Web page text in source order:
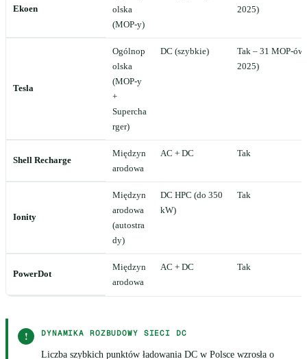
Ekoen
olska
(MOP-y)
2025)
Tesla
Ogólnop
olska
(MOP-y
+
Supercha
rger)
DC (szybkie)
Tak – 31 MOP-ów
2025)
Shell Recharge
Międzyn
arodowa
AC + DC Tak
Ionity
Międzyn
arodowa
(autostra
dy)
DC HPC (do 350
kW)
Tak
PowerDot
Międzyn
arodowa
AC + DC Tak
! DYNAMIKA ROZBUDOWY SIECI DC
Liczba szybkich punktów ładowania DC w Polsce wzrosła o